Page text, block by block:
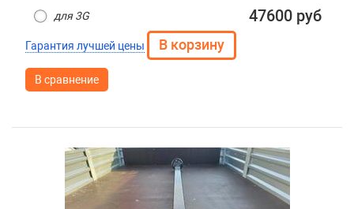
для 3G 47600 руб
Гарантия лучшей цены
В сравнение